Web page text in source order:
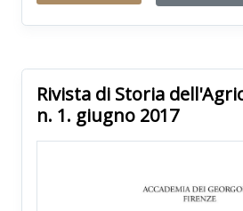
Rivista di Storia
n. 1. giugno 2017